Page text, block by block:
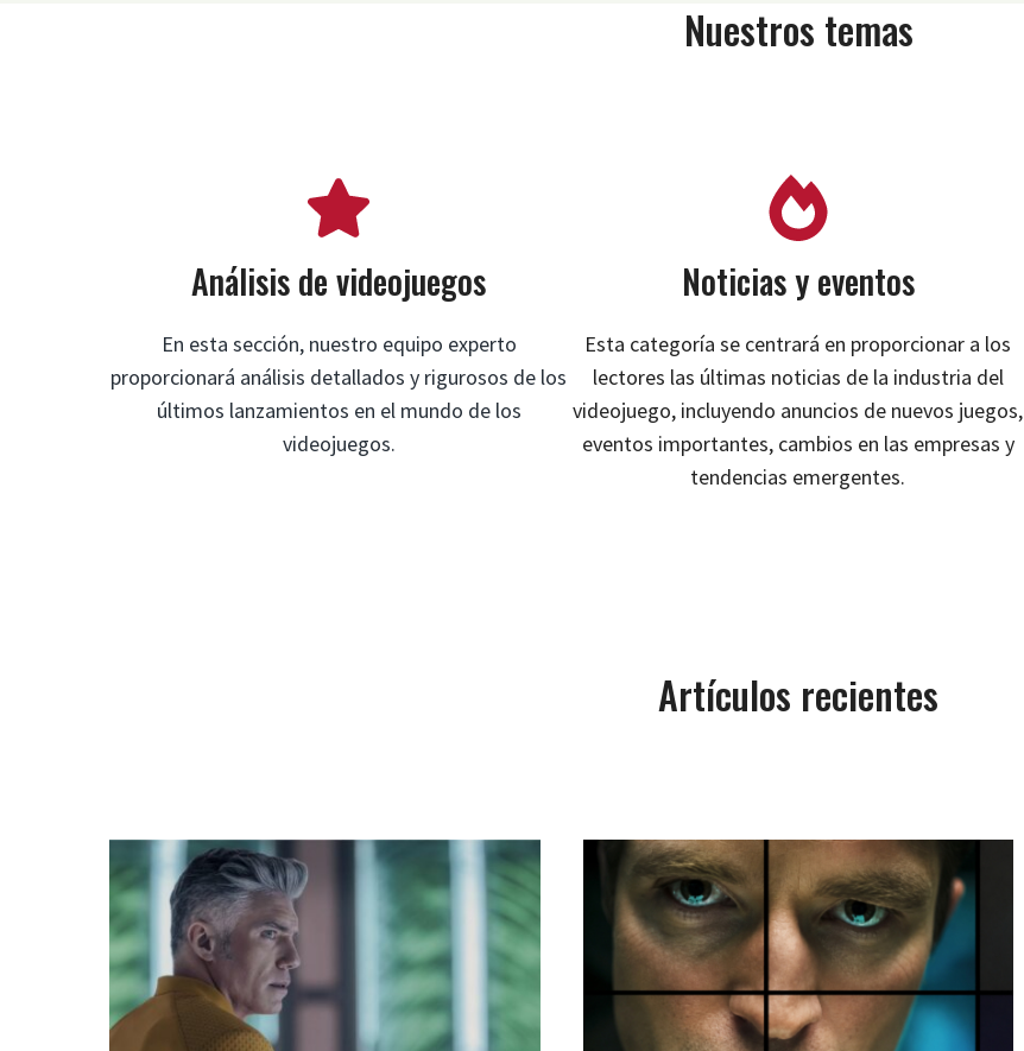
Nuestros temas
Análisis de videojuegos
En esta sección, nuestro equipo experto
proporcionará análisis detallados y rigurosos de los
últimos lanzamientos en el mundo de los
videojuegos.
Noticias y eventos
Esta categoría se centrará en proporcionar a los
lectores las últimas noticias de la industria del
videojuego, incluyendo anuncios de nuevos juegos,
eventos importantes, cambios en las empresas y
tendencias emergentes.
Artículos recientes